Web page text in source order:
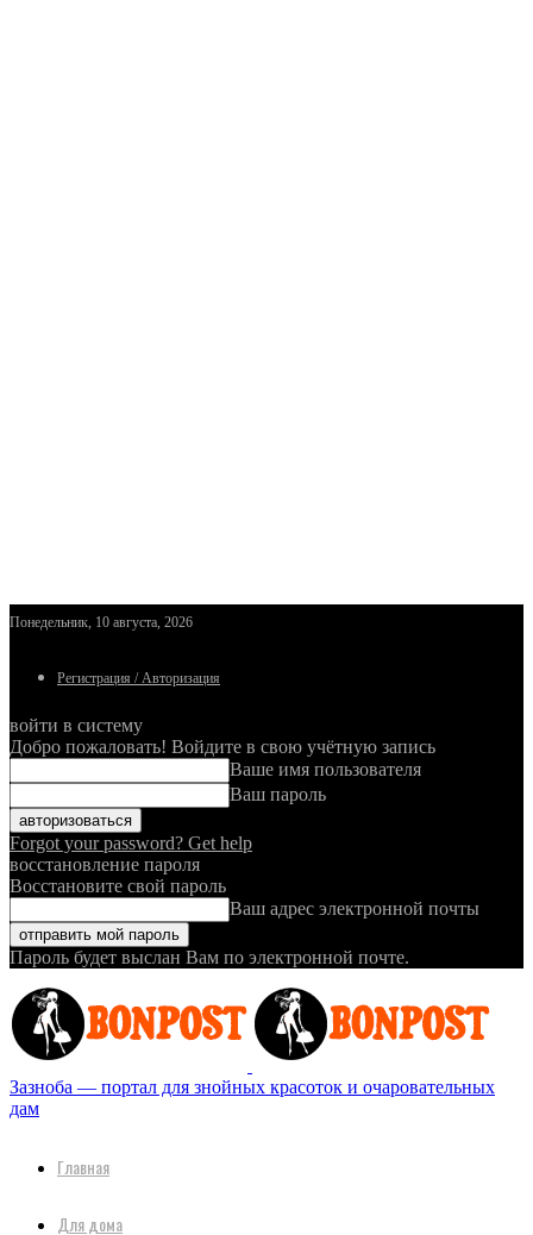
Понедельник, 10 августа, 2026
Регистрация / Авторизация
войти в систему
Добро пожаловать! Войдите в свою учётную запись
Ваше имя пользователя
Ваш пароль
Forgot your password? Get help
восстановление пароля
Восстановите свой пароль
Ваш адрес электронной почты
Пароль будет выслан Вам по электронной почте.
Зазноба — портал для знойных красоток и очаровательных
дам
Главная
Для дома